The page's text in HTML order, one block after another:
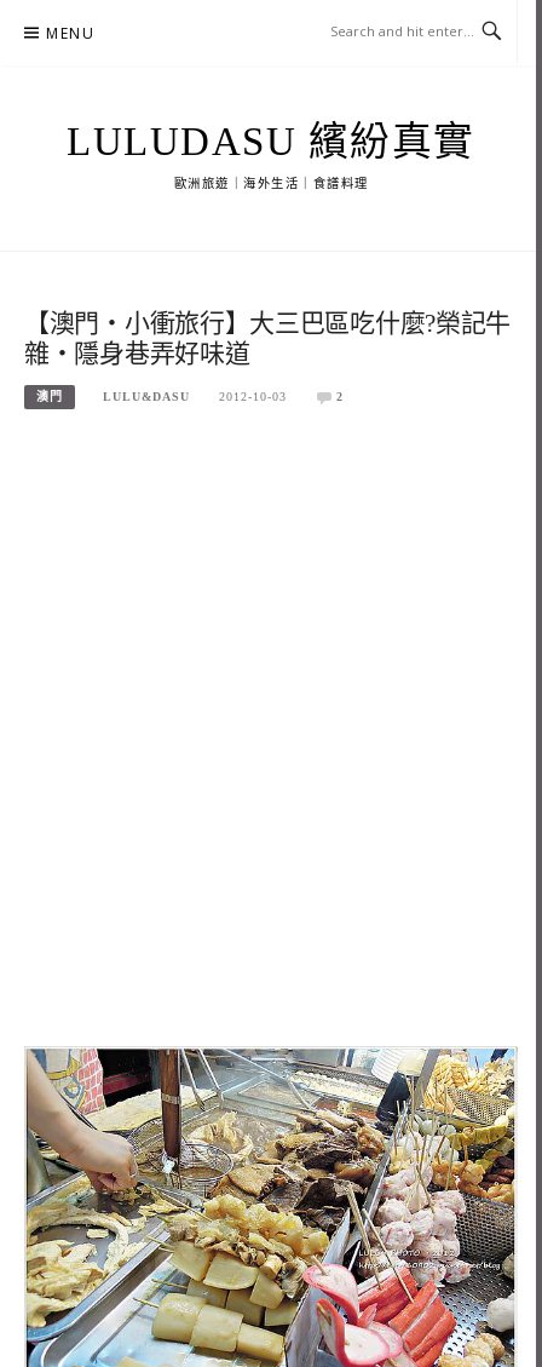
MENU
LULUDASU 繽紛真實
歐洲旅遊｜海外生活｜食譜料理
【澳門‧小衝旅行】大三巴區吃什麼?榮記牛
雜‧隱身巷弄好味道
澳門 LULU&DASU 2012-10-03 2